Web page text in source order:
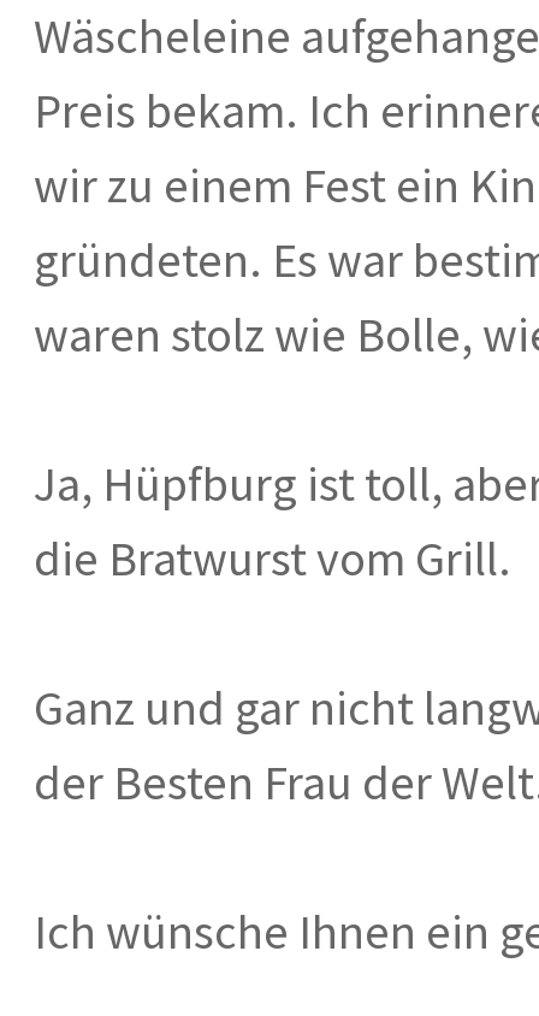
Wäscheleine
Preis bekam. Ich
wir zu einem Fest ein
gründeten. Es war
waren stolz wie Bolle,
Ja, Hüpfburg ist toll,
die Bratwurst vom Grill.
Ganz und gar nicht
der Besten Frau der
Ich wünsche Ihnen ein